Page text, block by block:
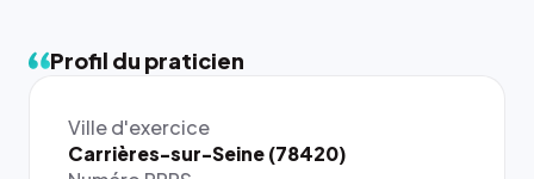
Profil du praticien
Ville d'exercice
Carrières-sur-Seine (78420)